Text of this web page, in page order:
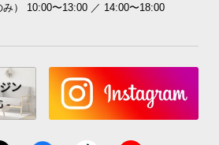
） 10:00〜13:00 ／ 14:00〜18:00